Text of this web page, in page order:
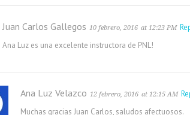
Juan Carlos Gallegos 10 febrero, 2016 at 12:23 PM
Ana Luz es una excelente instructora de PNL!
Ana Luz Velazco 12 febrero, 2016 at 12:15 AM
Muchas gracias Juan Carlos, saludos afectuosos.